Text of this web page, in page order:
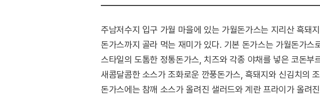
주남저수지 입구 가월 마을에 있는 가월돈가스는 지리산 흑돼
돈가스까지 골라 먹는 재미가 있다. 기본 돈가스는 가월돈가
스타일의 도톰한 정통돈가스, 치즈와 각종 야채를 넣은 코돈
새콤달콤한 소스가 조화로운 깐풍돈가스, 흑돼지와 신김치의
돈가스에는 참깨 소스가 올려진 샐러드와 계란 프라이가 올려